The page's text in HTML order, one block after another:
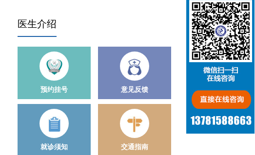
医生介绍
预约挂号 意见反馈
就诊须知 交通指南